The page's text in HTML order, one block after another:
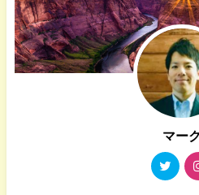
マーク